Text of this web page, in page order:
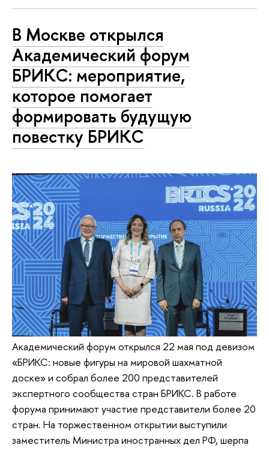
В Москве открылся
Академический форум
БРИКС: мероприятие,
которое помогает
формировать будущую
повестку БРИКС
Академический форум открылся 22 мая под девизом
«БРИКС: новые фигуры на мировой шахматной
доске» и собрал более 200 представителей
экспертного сообщества стран БРИКС. В работе
форума принимают участие представители более 20
стран. На торжественном открытии выступили
заместитель Министра иностранных дел РФ, шерпа